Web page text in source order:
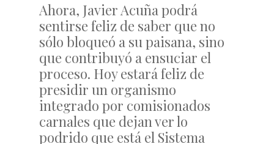
Ahora, Javier Acuña podrá
sentirse feliz de saber que no
sólo bloqueó a su paisana, sino
que contribuyó a ensuciar el
proceso. Hoy estará feliz de
presidir un organismo
integrado por comisionados
carnales que dejan ver lo
podrido que está el Sistema